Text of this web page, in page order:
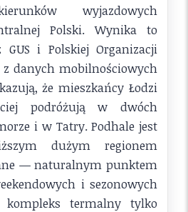
wyjazdowych
Polski. Wynika to
i Polskiej Organizacji
danych mobilnościowych
że mieszkańcy Łodzi
podróżują w dwóch
i w Tatry. Podhale jest
dużym regionem
— naturalnym punktem
i sezonowych
kompleks termalny tylko